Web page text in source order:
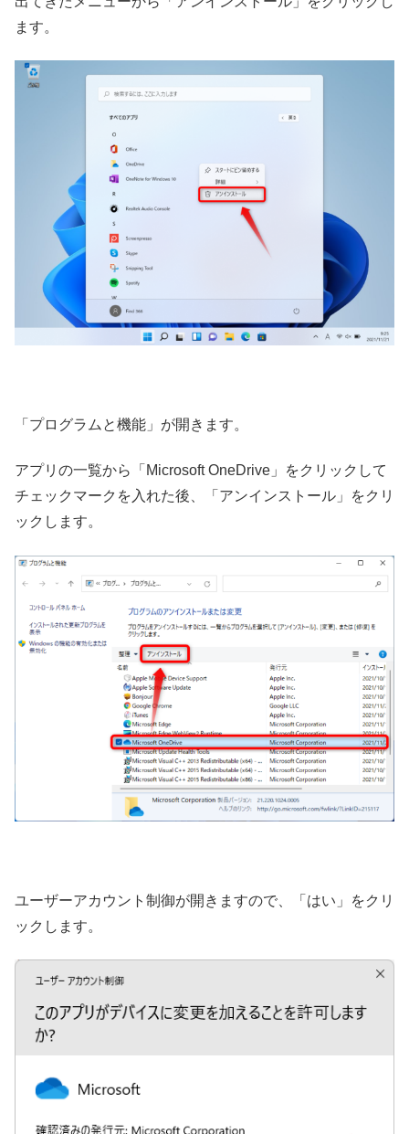
ます。
「プログラムと機能」が開きます。
アプリの一覧から「Microsoft OneDrive」をクリックして
チェックマークを入れた後、「アンインストール」をクリ
ックします。
ユーザーアカウント制御が開きますので、「はい」をクリ
ックします。